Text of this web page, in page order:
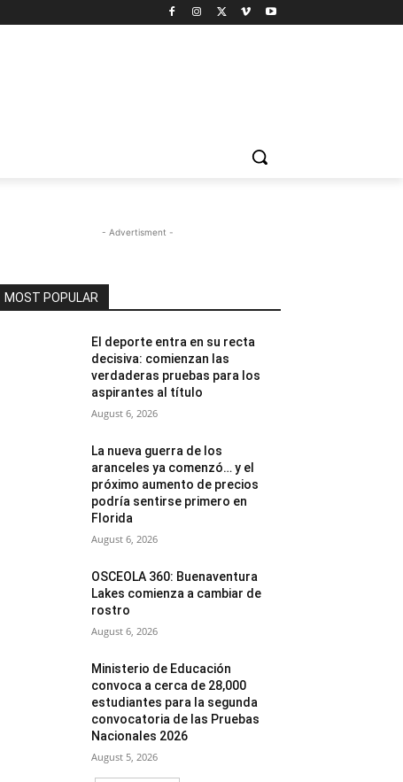
- Advertisment -
MOST POPULAR
El deporte entra en su recta
decisiva: comienzan las
verdaderas pruebas para los
aspirantes al título
August 6, 2026
La nueva guerra de los
aranceles ya comenzó… y el
próximo aumento de precios
podría sentirse primero en
Florida
August 6, 2026
OSCEOLA 360: Buenaventura
Lakes comienza a cambiar de
rostro
August 6, 2026
Ministerio de Educación
convoca a cerca de 28,000
estudiantes para la segunda
convocatoria de las Pruebas
Nacionales 2026
August 5, 2026